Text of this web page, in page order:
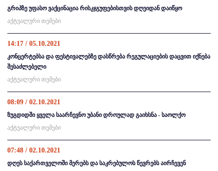
გრიპზე უფასო ვაქცინაცია რისკჯგუფებისთვის დღეიდან დაიწყო
აქტუალური თემები
14:17 / 05.10.2021
კონცერტებსა და ფესტივალებზე დასწრება რეგულაციების დაცვით იქნება
შესაძლებელი
აქტუალური თემები
08:09 / 02.10.2021
ზუგდიდში ყველა საარჩევნო უბანი დროულად გაიხსნა - საოლქო
აქტუალური თემები
07:48 / 02.10.2021
დღეს საქართველოში მერებს და საკრებულოს წევრებს აირჩევენ